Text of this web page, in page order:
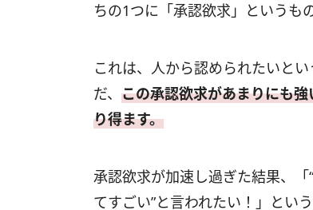
ちの1つに「承認欲求」というも
これは、人から認められたいと
だ、 この承認欲求があまりにも
り得ます。
承認欲求が加速し過ぎた結果、
てすごい”と言われたい！」とい